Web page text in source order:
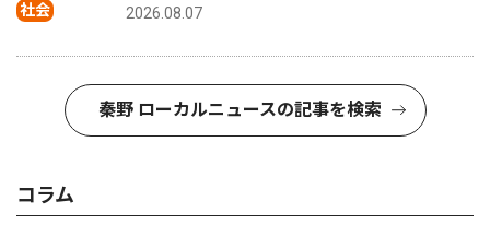
社会 2026.08.07
秦野 ローカルニュースの記事を検索
コラム